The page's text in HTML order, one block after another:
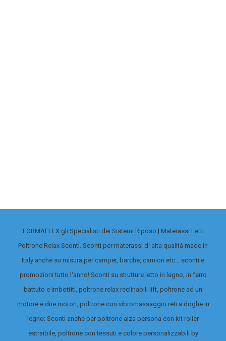
FORMAFLEX gli Specialisti dei Sistemi Riposo | Materassi Letti
Poltrone Relax Sconti. Sconti per materassi di alta qualità made in
Italy anche su misura per camper, barche, camion etc... sconti e
promozioni tutto l'anno! Sconti su strutture letto in legno, in ferro
battuto e imbottiti, poltrone relax reclinabili lift, poltrone ad un
motore e due motori, poltrone con vibromassaggio reti a doghe in
legno; Sconti anche per poltrone alza persona con kit roller
estraibile, poltrone con tessuti e colore personalizzabili by